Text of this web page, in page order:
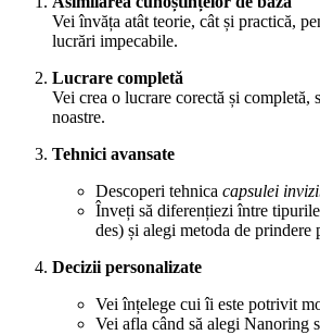
Vei învăța atât teorie, cât și practică,
lucrări impecabile.
Lucrare completă
Vei crea o lucrare corectă și completă,
noastre.
Tehnici avansate
Descoperi tehnica capsulei
Înveți să diferențiezi între
des) și alegi metoda de prindere
Decizii personalizate
Vei înțelege cui îi este potrivit
Vei afla când să alegi Nanoring